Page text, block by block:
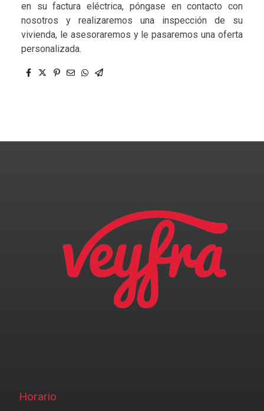
en su factura eléctrica, póngase en contacto con
nosotros y realizaremos una inspección de su
vivienda, le asesoraremos y le pasaremos una oferta
personalizada.
Horario